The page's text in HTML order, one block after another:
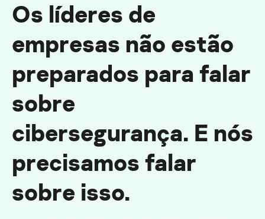
Os líderes de
empresas não estão
preparados para falar
sobre
cibersegurança. E nós
precisamos falar
sobre isso.